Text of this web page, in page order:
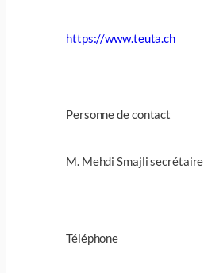
https://www.teuta.ch
Personne de contact
M. Mehdi Smajli secrétaire
Téléphone